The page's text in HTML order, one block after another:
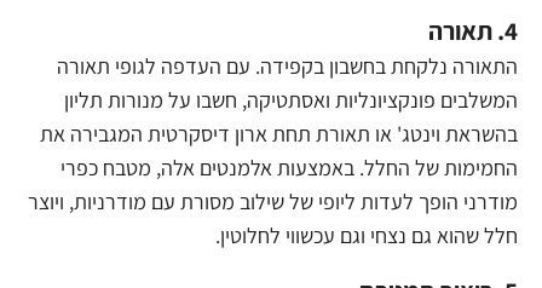
4. תאורה
התאורה נלקחת בחשבון בקפידה. עם העדפה לגופי תאורה
המשלבים פונקציונליות ואסתטיקה, חשבו על מנורות תליון
בהשראת וינטג' או תאורת תחת ארון דיסקרטית המגבירה את
החמימות של החלל. באמצעות אלמנטים אלה, מטבח כפרי
מודרני הופך לעדות ליופי של שילוב מסורת עם מודרניות, ויוצר
חלל שהוא גם נצחי וגם עכשווי לחלוטין.